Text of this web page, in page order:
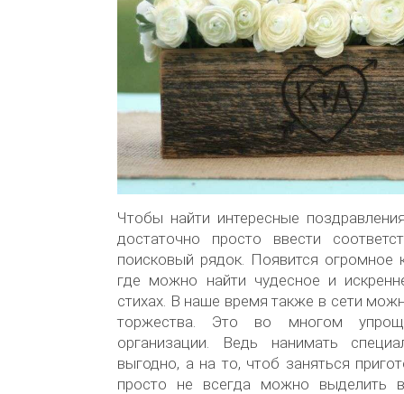
Чтобы найти интересные
достаточно просто ввести
поисковый рядок. Появится огромное
где можно найти чудесное и
стихах. В наше время также в сети
торжества. Это во многом
организации. Ведь нанимать
выгодно, а на то, чтоб заняться
просто не всегда можно выделить